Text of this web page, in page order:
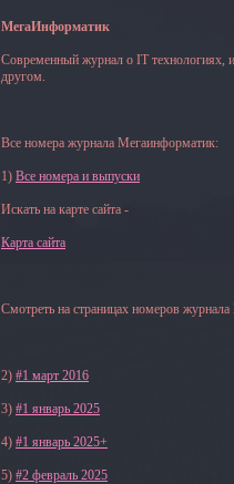
МегаИнформатик
Современный журнал о IT технологиях,
другом.
Все номера журнала Мегаинформатик:
1) Все номера и выпуски
Искать на карте сайта -
Карта сайта
Смотреть на страницах номеров
2) #1 март 2016
3) #1 январь 2025
4) #1 январь 2025+
5) #2 февраль 2025